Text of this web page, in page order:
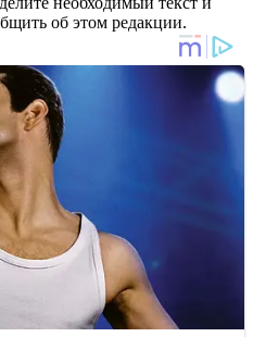
об этом редакции.